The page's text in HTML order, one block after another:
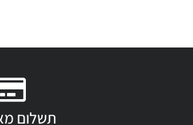
תשלום